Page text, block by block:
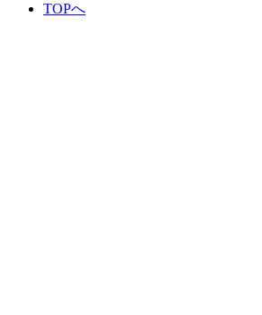
TOPへ